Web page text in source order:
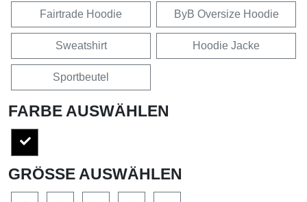
Fairtrade Hoodie ByB Oversize Hoodie
Sweatshirt Hoodie Jacke
Sportbeutel
FARBE AUSWÄHLEN
GRÖSSE AUSWÄHLEN